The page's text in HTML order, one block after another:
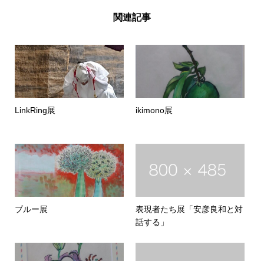
関連記事
LinkRing展 ikimono展
ブルー展
表現者たち展「安彦良和と対
話する」